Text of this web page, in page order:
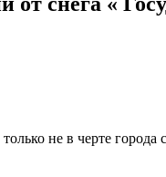
не в черте